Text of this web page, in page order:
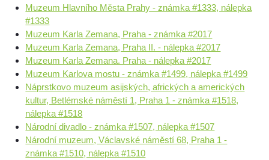
Muzeum Hlavního Města Prahy - známka #1333, nálepka
#1333
Muzeum Karla Zemana, Praha - známka #2017
Muzeum Karla Zemana, Praha II. - nálepka #2017
Muzeum Karla Zemana. Praha - nálepka #2017
Muzeum Karlova mostu - známka #1499, nálepka #1499
Náprstkovo muzeum asijských, afrických a amerických
kultur, Betlémské náměstí 1, Praha 1 - známka #1518,
nálepka #1518
Národní divadlo - známka #1507, nálepka #1507
Národní muzeum, Václavské náměstí 68, Praha 1 -
známka #1510, nálepka #1510